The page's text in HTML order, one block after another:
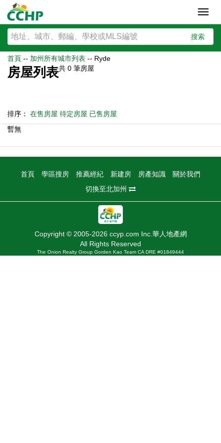
搜索
首頁 -- 加州所有城市列表 -- Ryde
房屋列表共 0 筆房屋
排序： 在售房屋 待定房屋 已售房屋
暫無
首頁 學區搜房 推薦經紀 新建房 房產知識
關於我們
切換至北加州
Copyright © 2005-2026 ccyp.com Inc.華人地產網
All Rights Reserved
The Onion Realty Group Gorden Kao Team CA DRE #01849444